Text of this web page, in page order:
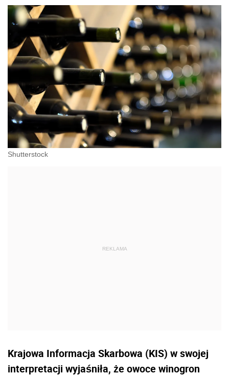
Shutterstock
Krajowa Informacja Skarbowa (KIS) w swojej
interpretacji wyjaśniła, że owoce winogron